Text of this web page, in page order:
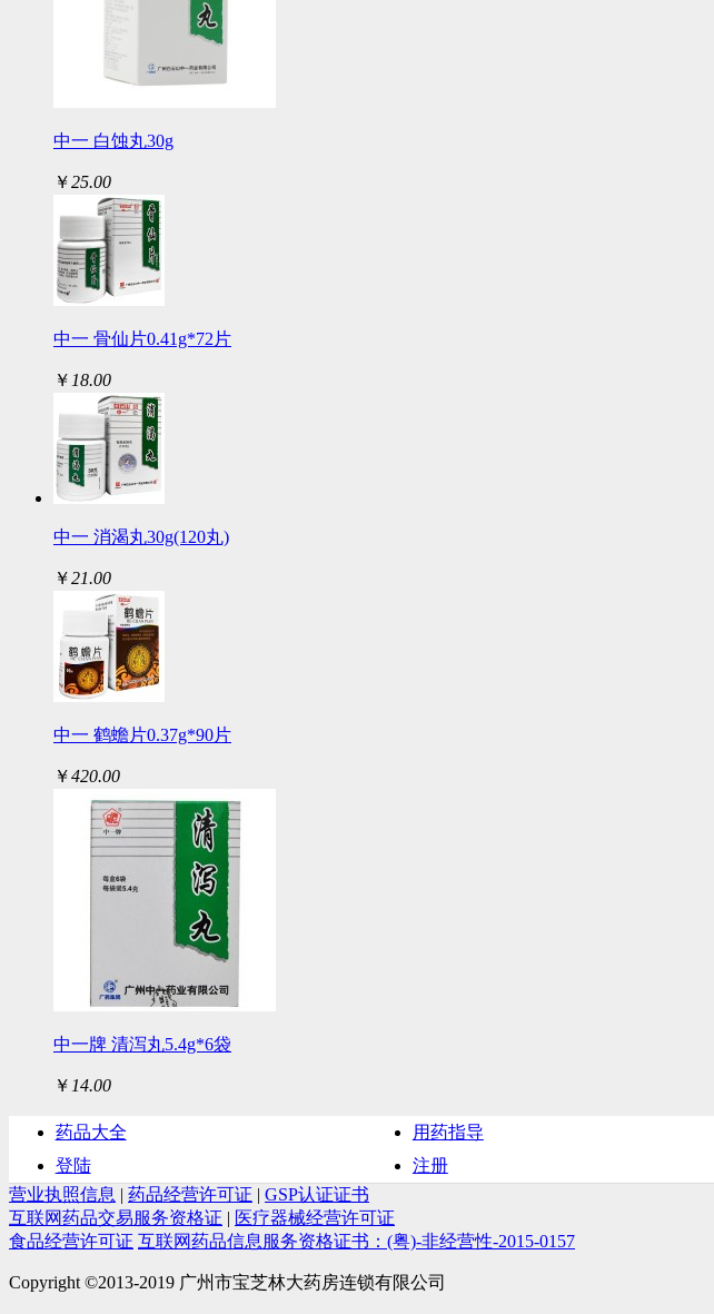
中一 白蚀丸30g
￥25.00
中一 骨仙片0.41g*72片
￥ 18.00
中一 消渴丸30g(120丸)
￥21.00
中一 鹤蟾片0.37g*90片
￥420.00
中一牌 清泻丸5.4g*6袋
￥ 14.00
药品大全 用药指导
登陆
注册
营业执照信息 | 药品经营许可证 | GSP认证证书
互联网药品交易服务资格证 | 医疗器械经营许可证
食品经营许可证 互联网药品信息服务资格证书：(粤)-非经营性-2015-0157
Copyright ©2013-2019 广州市宝芝林大药房连锁有限公司